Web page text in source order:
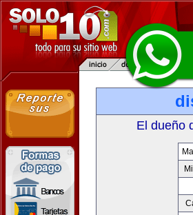
El dueño